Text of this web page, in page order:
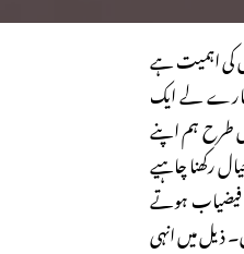
کی اہمیت ہے
ہمارے لے ایک
طرح ہم اپنے
رکھنا چاہیے
ہوتے
ذیل میں انہی